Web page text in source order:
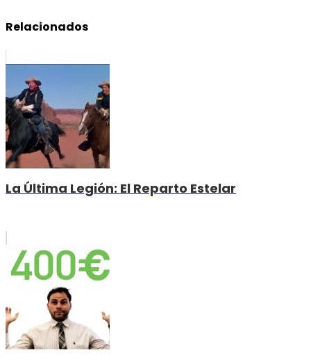
Relacionados
La Última Legión: El Reparto Estelar